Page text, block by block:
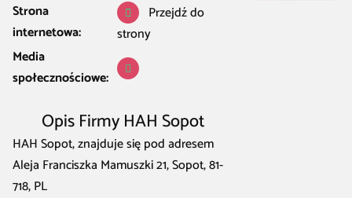
Strona
internetowa:
Przejdź do
strony
Media
społecznościowe:
Opis Firmy HAH Sopot
HAH Sopot, znajduje się pod adresem
Aleja Franciszka Mamuszki 21, Sopot, 81-
718, PL